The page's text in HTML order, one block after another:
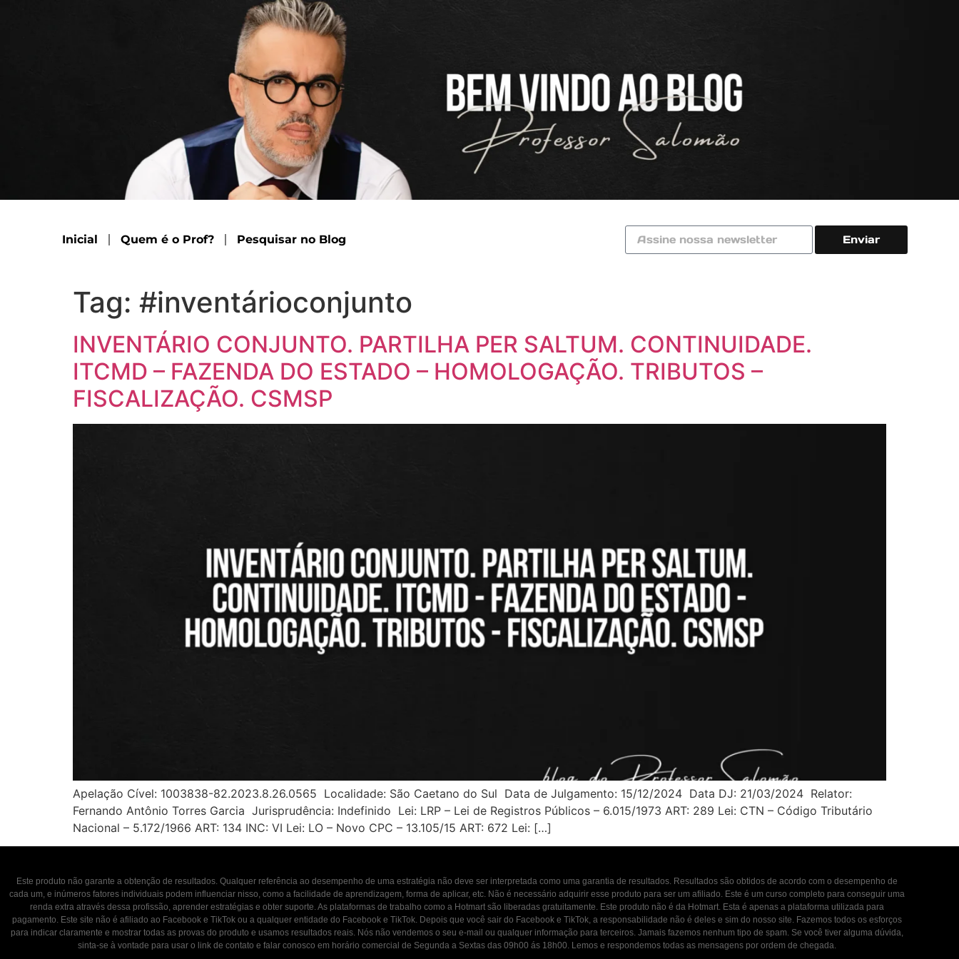
Inicial Quem é o Prof? Pesquisar no Blog Enviar
Tag: #inventárioconjunto
INVENTÁRIO CONJUNTO. PARTILHA PER SALTUM. CONTINUIDADE.
ITCMD – FAZENDA DO ESTADO – HOMOLOGAÇÃO. TRIBUTOS –
FISCALIZAÇÃO. CSMSP
Apelação Cível: 1003838-82.2023.8.26.0565 Localidade: São Caetano do Sul Data de Julgamento: 15/12/2024 Data DJ: 21/03/2024 Relator:
Fernando Antônio Torres Garcia Jurisprudência: Indefinido Lei: LRP – Lei de Registros Públicos – 6.015/1973 ART: 289 Lei: CTN – Código Tributário
Nacional – 5.172/1966 ART: 134 INC: VI Lei: LO – Novo CPC – 13.105/15 ART: 672 Lei: […]
Este produto não garante a obtenção de resultados. Qualquer referência ao desempenho de uma estratégia não deve ser interpretada como uma garantia de resultados. Resultados são obtidos de acordo com o desempenho de
cada um, e inúmeros fatores individuais podem influenciar nisso, como a facilidade de aprendizagem, forma de aplicar, etc. Não é necessário adquirir esse produto para ser um afiliado. Este é um curso completo para conseguir uma
renda extra através dessa profissão, aprender estratégias e obter suporte. As plataformas de trabalho como a Hotmart são liberadas gratuitamente. Este produto não é da Hotmart. Esta é apenas a plataforma utilizada para
pagamento. Este site não é afiliado ao Facebook e TikTok ou a qualquer entidade do Facebook e TikTok. Depois que você sair do Facebook e TikTok, a responsabilidade não é deles e sim do nosso site. Fazemos todos os esforços
para indicar claramente e mostrar todas as provas do produto e usamos resultados reais. Nós não vendemos o seu e-mail ou qualquer informação para terceiros. Jamais fazemos nenhum tipo de spam. Se você tiver alguma dúvida,
sinta-se à vontade para usar o link de contato e falar conosco em horário comercial de Segunda a Sextas das 09h00 ás 18h00. Lemos e respondemos todas as mensagens por ordem de chegada.